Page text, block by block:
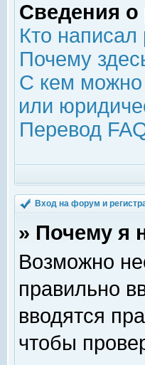
Сведения о
Кто написал
Почему
С кем можно
или
Перевод
Вход на форум и
» Почему я
Возможно
правильно
вводятся
чтобы